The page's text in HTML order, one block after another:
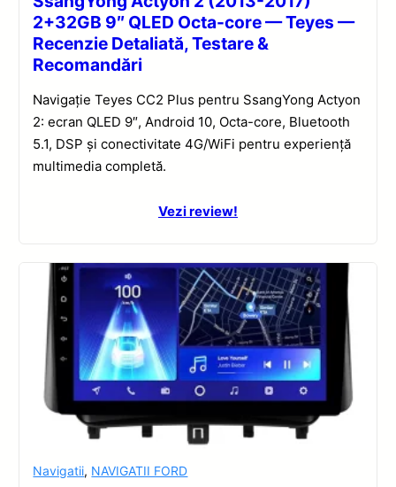
2+32GB 9″ QLED Octa-core — Teyes —
Recenzie Detaliată, Testare &
Recomandări
Navigație Teyes CC2 Plus pentru SsangYong Actyon
2: ecran QLED 9″, Android 10, Octa-core, Bluetooth
5.1, DSP și conectivitate 4G/WiFi pentru experiență
multimedia completă.
Vezi review!
Navigatii, NAVIGATII FORD